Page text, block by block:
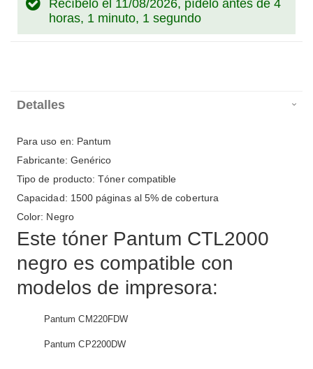
Recíbelo el 11/08/2026, pídelo antes de 4
horas, 1 minuto, 1 segundo
Detalles
Para uso en: Pantum
Fabricante: Genérico
Tipo de producto: Tóner compatible
Capacidad: 1500 páginas al 5% de cobertura
Color: Negro
Este tóner Pantum CTL2000
negro es compatible con
modelos de impresora:
Pantum CM220FDW
Pantum CP2200DW